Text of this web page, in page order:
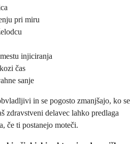
pri miru
injiciranja
čas
sanje
in se pogosto zmanjšajo, ko se
zdravstveni delavec lahko predlaga
če ti postanejo moteči.